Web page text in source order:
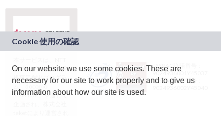
ドコモグループの新
規事業創出プログラ
ム「docomo
STARTUP」を通じて
JASRAC許諾番号：
9024936001Y45037
JASRAC許諾番号：
On our website we use some cookies. These are
necessary for our site to work properly and to give us
information about how our site is used.